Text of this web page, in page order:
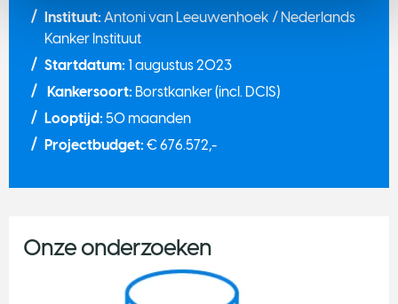
Instituut: Antoni van Leeuwenhoek / Nederlands
Kanker Instituut
Startdatum: 1 augustus 2023
Kankersoort: Borstkanker (incl. DCIS)
Looptijd: 50 maanden
Projectbudget: € 676.572,-
Onze onderzoeken